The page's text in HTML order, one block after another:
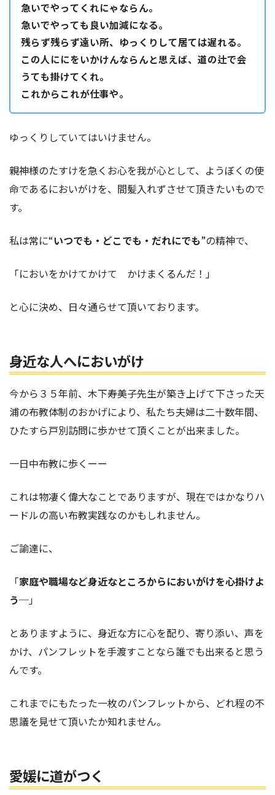
急いでやってくれにゃならん。
急いでやっても良い加減になる。
残らず残らず遠い所、ゆっくりして居ては遅れる。
この人ににをいかけんならんと思えば、道の辻で会
うても掛けてくれ。
これからこれが仕事や。
ゆっくりしていてはいけません。
親神様のたすけを急くお心を我が心として、ようぼくの使
命であるにおいがけを、間髪入れずさせて頂きたいもので
す。
私は常に“いつでも・どこでも・だれにでも”の精神で、
「においをかけてかけて かけまくるんだ！」
と心に決め、日々通らせて頂いております。
身近な人へにおいがけ
今から３５年前、木下寿美子先生が築き上げて下さった天
浦の布教体制のおかげにより、私たち夫婦は二十数年間、
ひたすら戸別訪問に歩かせて頂くことが出来ました。
一日中布教に歩くーー
これは物凄く偉大なことでありますが、現在ではかなりハ
ードルの高い布教実践なのかもしれません。
ご諭達に、
「家庭や職場など身近なところからにおいがけを心掛けよ
う─」
とありますように、身近な方に心を配り、寄り添い、声を
かけ、パンフレットを手渡すことなら誰でも出来ると思う
んです。
これまでにもたった一枚のパンフレットから、どれ程の不
思議を見せて頂いたか知れません。
愛媛に道がつく